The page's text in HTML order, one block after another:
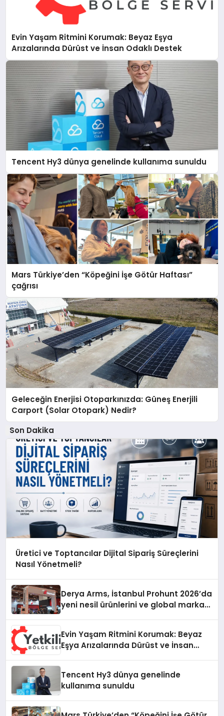
Evin Yaşam Ritmini Korumak: Beyaz Eşya
Arızalarında Dürüst ve İnsan Odaklı Destek
Tencent Hy3 dünya genelinde kullanıma sunuldu
Mars Türkiye’den “Köpeğini İşe Götür Haftası”
çağrısı
Geleceğin Enerjisi Otoparkınızda: Güneş Enerjili
Carport (Solar Otopark) Nedir?
Son Dakika
Üretici ve Toptancılar Dijital Sipariş Süreçlerini
Nasıl Yönetmeli?
Derya Arms, İstanbul Prohunt 2026’da
yeni nesil ürünlerini ve global marka
Evin Yaşam Ritmini Korumak: Beyaz
Eşya Arızalarında Dürüst ve İnsan
Tencent Hy3 dünya genelinde
kullanıma sunuldu